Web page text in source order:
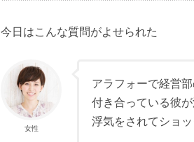
今日はこんな質問がよせられた
女性
アラフォーで経営
付き合っている彼
浮気をされてショ